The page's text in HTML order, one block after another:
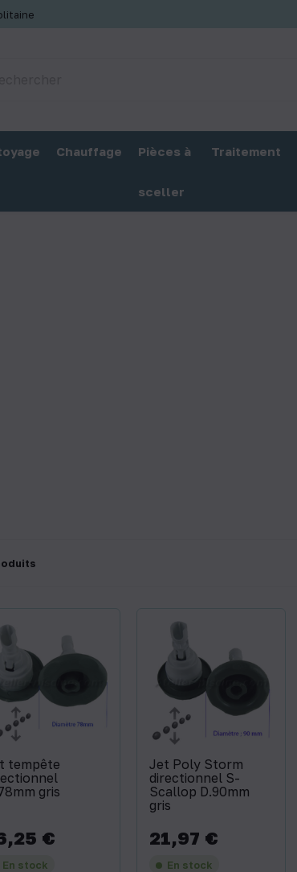
Chauffage Pièces à
sceller
Traitement
tempête
gris
€
En stock
Jet Poly Storm
directionnel S-
Scallop D.90mm
gris
Prix
21,97 €
En stock